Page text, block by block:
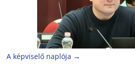
A képviselő naplója →